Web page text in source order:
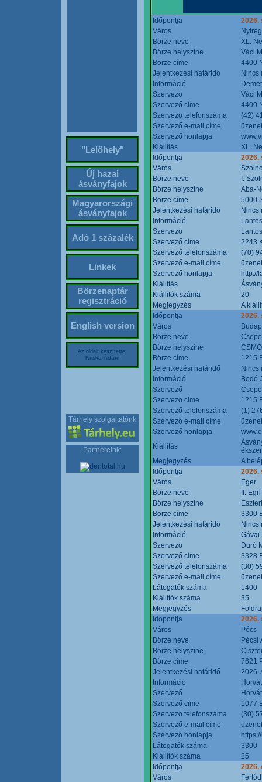
"Lelőhely"
Új hazai
ásványfajok
Magyarországi
ásványfajok
Adó 1 százalék
Linkek
Börzenaptár
regisztráció
English version
Az oldalt készítette:
Kriska Ádám
Tárhely szolgáltatónk
Partnereink:
Időpontja
2026.
Város
Börze neve
XL.
Börze helyszíne
Váci
Börze címe
4400
Jelentkezési határidő
Nincs
Információ
Szervező
Váci
Szervező címe
4400
Szervező telefonszáma
(42)
Szervező e-mail címe
Szervező honlapja
Kiállítás
XL.
Időpontja
2026.
Város
Börze neve
I.
Börze helyszíne
Aba-
Börze címe
5000
Jelentkezési határidő
Nincs
Információ
Szervező
Szervező címe
2243
Szervező telefonszáma
(70)
Szervező e-mail címe
Szervező honlapja
http://
Kiállítás
Kiállítók száma
20
Megjegyzés
A
Időpontja
2026.
Város
Börze neve
Börze helyszíne
Börze címe
1215
Jelentkezési határidő
Nincs
Információ
Bodó
Szervező
Szervező címe
1215
Szervező telefonszáma
(1)
Szervező e-mail címe
Szervező honlapja
Kiállítás
Megjegyzés
A
Időpontja
2026.
Város
Eger
Börze neve
II.
Börze helyszíne
Börze címe
3300
Jelentkezési határidő
Nincs
Információ
Gávai
Szervező
Duró
Szervező címe
3328
Szervező telefonszáma
(30)
Szervező e-mail címe
Látogatók száma
1400
Kiállítók száma
35
Megjegyzés
Időpontja
2026.
Város
Pécs
Börze neve
Pécsi
Börze helyszíne
Börze címe
7621
Jelentkezési határidő
2026.
Információ
Szervező
Szervező címe
1077
Szervező telefonszáma
(30)
Szervező e-mail címe
Szervező honlapja
Látogatók száma
3300
Kiállítók száma
25
Időpontja
2026.
Város
Fertőd